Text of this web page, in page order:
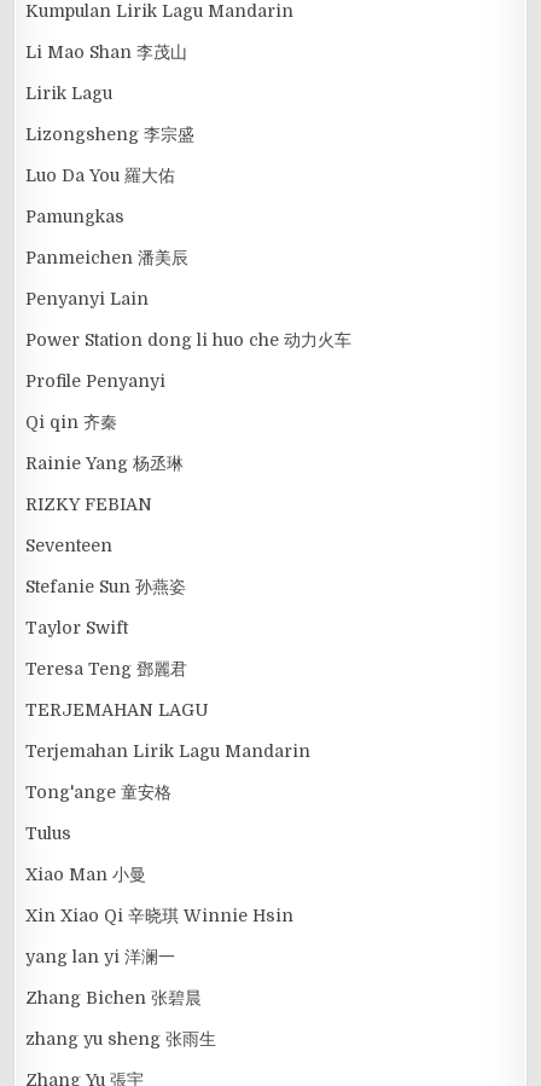
Kumpulan Lirik Lagu Mandarin
Li Mao Shan 李茂山
Lirik Lagu
Lizongsheng 李宗盛
Luo Da You 羅大佑
Pamungkas
Panmeichen 潘美辰
Penyanyi Lain
Power Station dong li huo che 动力火车
Profile Penyanyi
Qi qin 齐秦
Rainie Yang 杨丞琳
RIZKY FEBIAN
Seventeen
Stefanie Sun 孙燕姿
Taylor Swift
Teresa Teng 鄧麗君
TERJEMAHAN LAGU
Terjemahan Lirik Lagu Mandarin
Tong'ange 童安格
Tulus
Xiao Man 小曼
Xin Xiao Qi 辛晓琪 Winnie Hsin
yang lan yi 洋澜一
Zhang Bichen 张碧晨
zhang yu sheng 张雨生
Zhang Yu 張宇